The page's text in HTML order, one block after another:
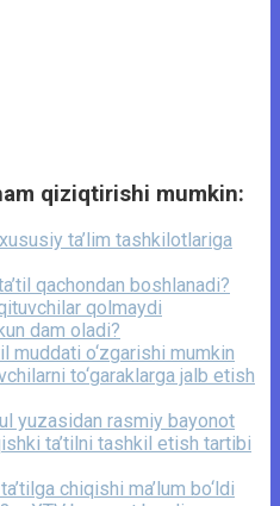
qiziqtirishi mumkin:
ta’lim tashkilotlariga
qachondan boshlanadi?
qolmaydi
dam oladi?
muddati o‘zgarishi mumkin
to‘garaklarga jalb etish
yuzasidan rasmiy bayonot
ta’tilni tashkil etish tartibi
chiqishi ma’lum bo‘ldi